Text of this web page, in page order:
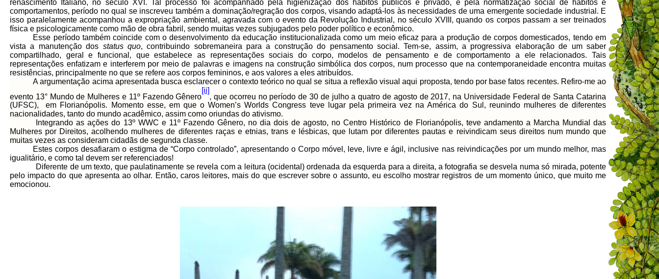
renascimento Italiano, no século XVI. Tal processo foi acompanhado pela higienização dos hábitos públicos e privado, e pela normatização social de hábitos e
comportamentos, período no qual se inscreveu também a dominação/regração dos corpos, visando adaptá-los às necessidades de uma emergente sociedade industrial. E
isso paralelamente acompanhou a expropriação ambiental, agravada com o evento da Revolução Industrial, no século XVIII, quando os corpos passam a ser treinados
física e psicologicamente como mão de obra fabril, sendo muitas vezes subjugados pelo poder político e econômico.
Esse período também coincide com o desenvolvimento da educação institucionalizada como um meio eficaz para a produção de corpos domesticados, tendo em
vista a manutenção dos status quo, contribuindo sobremaneira para a construção do pensamento social. Tem-se, assim, a progressiva elaboração de um saber
compartilhado, geral e funcional, que estabelece as representações sociais do corpo, modelos de pensamento e de comportamento a ele relacionados. Tais
representações enfatizam e interferem por meio de palavras e imagens na construção simbólica dos corpos, num processo que na contemporaneidade encontra muitas
resistências, principalmente no que se refere aos corpos femininos, e aos valores a eles atribuídos.
A argumentação acima apresentada busca esclarecer o contexto teórico no qual se situa a reflexão visual aqui proposta, tendo por base fatos recentes. Refiro-me ao
evento 13° Mundo de Mulheres e 11º Fazendo Gênero
[ii]
, que ocorreu no período de 30 de julho a quatro de agosto de 2017, na Universidade Federal de Santa Catarina
(UFSC), em Florianópolis. Momento esse, em que o Women’s Worlds Congress teve lugar pela primeira vez na América do Sul, reunindo mulheres de diferentes
nacionalidades, tanto do mundo acadêmico, assim como oriundas do ativismo.
Integrando as ações do 13º WWC e 11º Fazendo Gênero, no dia dois de agosto, no Centro Histórico de Florianópolis, teve andamento a Marcha Mundial das
Mulheres por Direitos, acolhendo mulheres de diferentes raças e etnias, trans e lésbicas, que lutam por diferentes pautas e reivindicam seus direitos num mundo que
muitas vezes as consideram cidadãs de segunda classe.
Estes corpos desafiaram o estigma de “Corpo controlado”, apresentando o Corpo móvel, leve, livre e ágil, inclusive nas reivindicações por um mundo melhor, mas
igualitário, e como tal devem ser referenciados!
Diferente de um texto, que paulatinamente se revela com a leitura (ocidental) ordenada da esquerda para a direita, a fotografia se desvela numa só mirada, potente
pelo impacto do que apresenta ao olhar. Então, caros leitores, mais do que escrever sobre o assunto, eu escolho mostrar registros de um momento único, que muito me
emocionou.